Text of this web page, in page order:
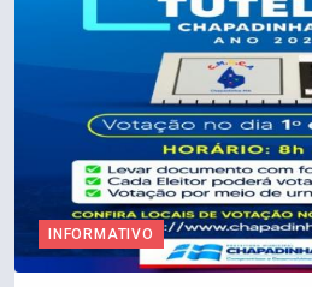
INFORMATIVO